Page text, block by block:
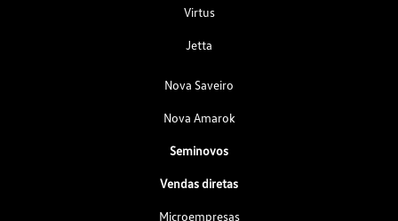
Virtus
Jetta
Nova Saveiro
Nova Amarok
Seminovos
Vendas diretas
Microempresas